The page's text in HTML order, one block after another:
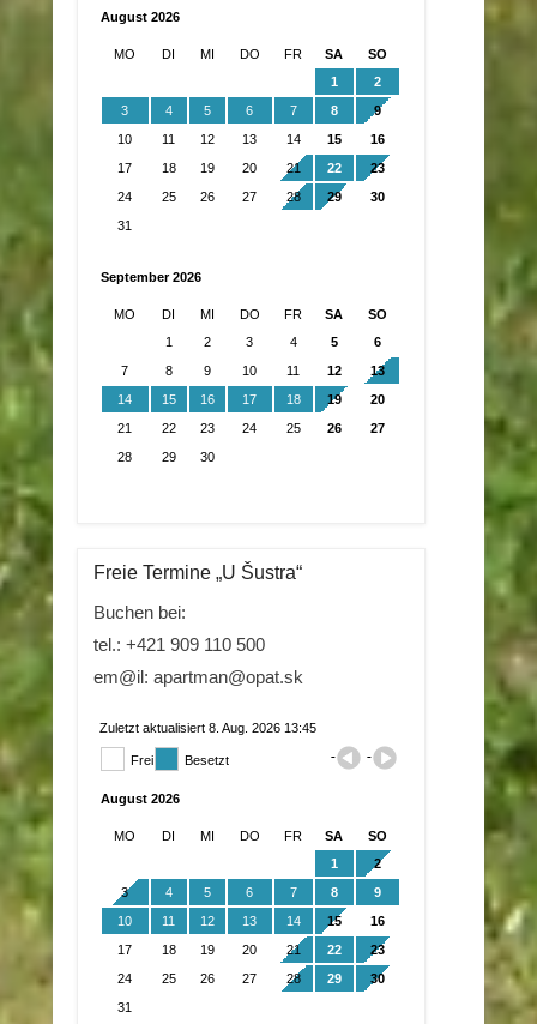
August 2026
MO DI MI DO FR SA
SO
1
2
3
4 5 6 7 8
9
10
11 12 13 14 15
16
17
18 19 20 21 22
23
24
25 26 27 28 29
30
31
September 2026
MO DI MI DO FR SA
SO
1
2 3 4 5
6
7
8 9 10 11 12
13
14
15 16 17 18 19
20
21
22 23 24 25 26
27
28
29 30
Freie Termine „U Šustra“
Buchen bei:
tel.: +421 909 110 500
em@il: apartman@opat.sk
Zuletzt aktualisiert 8. Aug. 2026 13:45
Frei Besetzt
August 2026
MO DI MI DO FR SA
SO
1
2
3
4 5 6 7 8
9
10
11 12 13 14 15
16
17
18 19 20 21 22
23
24
25 26 27 28 29
30
31